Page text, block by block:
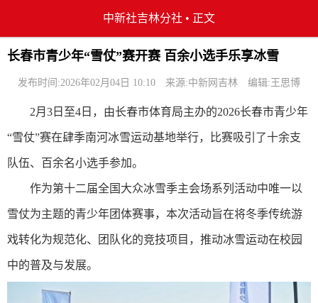
中新社吉林分社 • 正文
长春市青少年“雪仗”赛开赛 百余小选手乐享冰雪
发布时间:2026年02月04日 10:10 来源:中新网吉林 编辑:王思博
2月3日至4日，由长春市体育局主办的2026长春市青少年
“雪仗”赛在肆季南河冰雪运动基地举行，比赛吸引了十余支
队伍、百余名小选手参加。
作为第十二届全国大众冰雪季主会场系列活动中唯一以
雪仗为主题的青少年团体赛事，本次活动旨在将冬季传统游
戏转化为规范化、团队化的竞技项目，推动冰雪运动在校园
中的普及与发展。